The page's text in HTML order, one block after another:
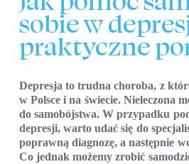
sobie w
praktyczne
Depresja to trudna choroba, z
w Polsce i na świecie. Nieleczona
do samobójstwa. W przypadku
depresji, warto udać się do
poprawną diagnozę, a następnie
Co jednak możemy zrobić